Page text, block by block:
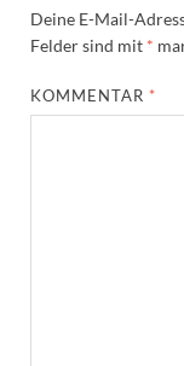
Deine E-Mail-
Felder sind mit *
KOMMENTAR *